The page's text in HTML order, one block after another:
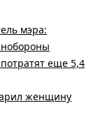
мэра:
еще 5,4
женщину